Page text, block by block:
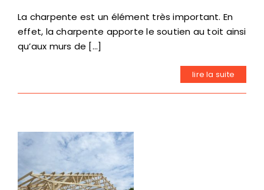
La charpente est un élément très important. En
effet, la charpente apporte le soutien au toit ainsi
qu’aux murs de [...]
lire la suite